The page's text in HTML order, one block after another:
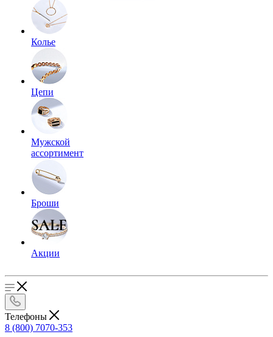
Колье
Цепи
Мужской
ассортимент
Броши
Акции
Телефоны
8 (800) 7070-353